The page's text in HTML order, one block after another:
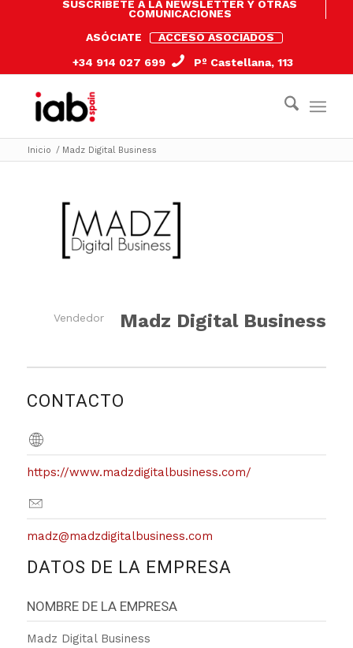
SUSCRÍBETE A LA NEWSLETTER Y OTRAS
COMUNICACIONES
ASÓCIATE
ACCESO ASOCIADOS
+34 914 027 699
Pº Castellana, 113
Inicio / Madz Digital Business
Madz Digital Business
Vendedor
CONTACTO
https://www.madzdigitalbusiness.com/
madz@madzdigitalbusiness.com
DATOS DE LA EMPRESA
NOMBRE DE LA EMPRESA
Madz Digital Business